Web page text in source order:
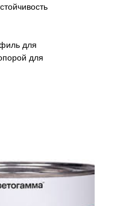
для
для